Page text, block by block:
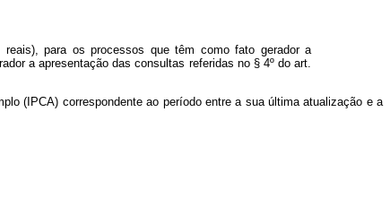
para os processos que têm como fato gerador a
a apresentação das consultas referidas no § 4º do art.
(IPCA) correspondente ao período entre a sua última atualização e a